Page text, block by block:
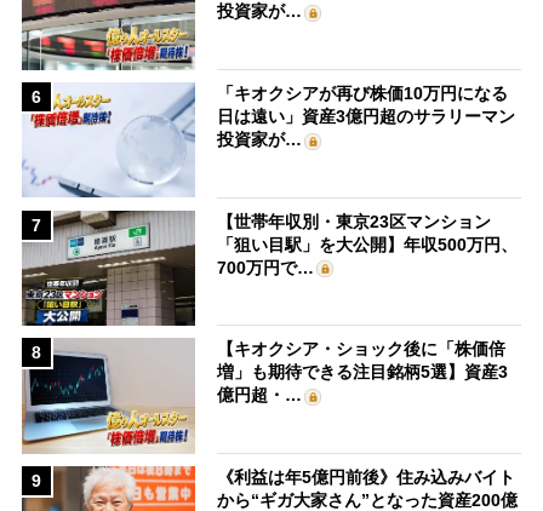
投資家が…
6
「キオクシアが再び株価10万円になる
日は遠い」資産3億円超のサラリーマン
投資家が…
7
【世帯年収別・東京23区マンション
「狙い目駅」を大公開】年収500万円、
700万円で…
8
【キオクシア・ショック後に「株価倍
増」も期待できる注目銘柄5選】資産3
億円超・…
9
《利益は年5億円前後》住み込みバイト
から“ギガ大家さん”となった資産200億